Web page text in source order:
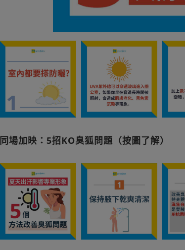
同場加映：5招KO臭狐問題（按圖了解）